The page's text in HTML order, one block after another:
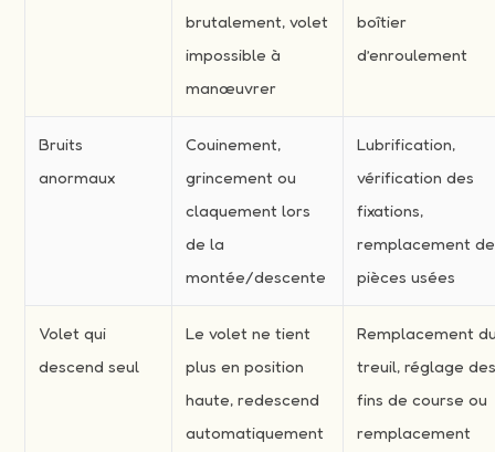
brutalement, volet
impossible à
manœuvrer
boîtier
d’enroulement
Bruits
anormaux
Couinement,
grincement ou
claquement lors
de la
montée/descente
Lubrification,
vérification des
fixations,
remplacement de
pièces usées
Volet qui
descend seul
Le volet ne tient
plus en position
haute, redescend
automatiquement
Remplacement
treuil, réglage
fins de course ou
remplacement